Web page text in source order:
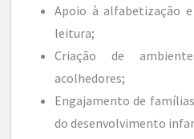
Apoio à alfabetização
leitura;
Criação de
acolhedores;
Engajamento de
do desenvolvimento